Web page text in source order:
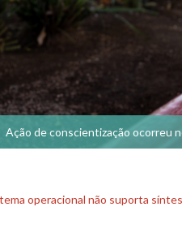
Ação de conscientização ocorreu
operacional não suporta